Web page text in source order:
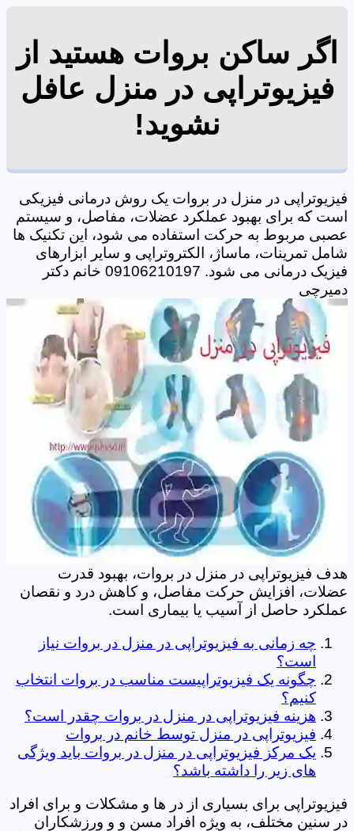
اگر ساکن بروات هستید از
فیزیوتراپی در منزل عافل
نشوید!
فیزیوتراپی در منزل در بروات یک روش درمانی فیزیکی
است که برای بهبود عملکرد عضلات، مفاصل، و سیستم
عصبی مربوط به حرکت استفاده می شود، این تکنیک ها
شامل تمرینات، ماساژ، الکتروتراپی و سایر ابزارهای
فیزیک درمانی می شود. 09106210197 خانم دکتر
دمیرچی
هدف فیزیوتراپی در منزل در بروات، بهبود قدرت
عضلات، افزایش حرکت مفاصل، و کاهش درد و نقصان
عملکرد حاصل از آسیب یا بیماری است.
چه زمانی به فیزیوتراپی در منزل در بروات نیاز
است؟
چگونه یک فیزیوتراپیست مناسب در بروات انتخاب
کنیم؟
هزینه فیزیوتراپی در منزل در بروات چقدر است؟
فیزیوتراپی در منزل توسط خانم در بروات
یک مرکز فیزیوتراپی در منزل در بروات باید ویژگی
های زیر را داشته باشد؟
فیزیوتراپی برای بسیاری از در ها و مشکلات و برای افراد
در سنین مختلف، به ویژه افراد مسن و و ورزشکاران